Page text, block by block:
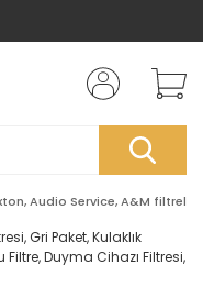
Audio Service, A&M filtreler